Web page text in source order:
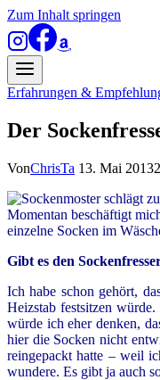
Zum Inhalt springen
Erfahrungen &
Der
VonChrisTa 13. Mai 2013
Momentan beschäftigt
einzelne Socken im
Gibt es den
Ich habe schon gehört,
Heizstab festsitzen
würde ich eher denken,
hier die Socken nicht
reingepackt hatte – weil
wundere. Es gibt ja auch